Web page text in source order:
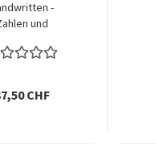
-
und
CHF